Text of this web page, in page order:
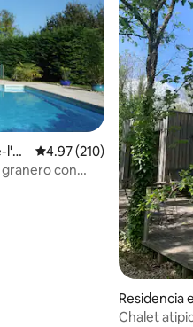
Calificación promedio:
4.97 (210)
con
Residencia
Labouval
Chalet